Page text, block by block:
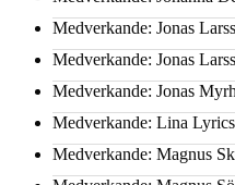
Medverkande: Jonas
Medverkande: Jonas
Medverkande: Jonas
Medverkande: Lina
Medverkande: Magnus